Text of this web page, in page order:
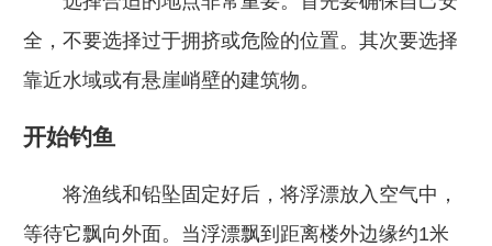
全，不要选择过于拥挤或危险的位置。其次要选择
靠近水域或有悬崖峭壁的建筑物。
开始钓鱼
将渔线和铅坠固定好后，将浮漂放入空气中，
等待它飘向外面。当浮漂飘到距离楼外边缘约1米